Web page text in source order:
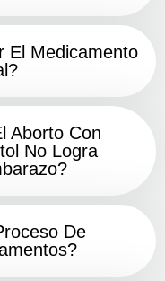
El Medicamento
Aborto Con
No Logra
De